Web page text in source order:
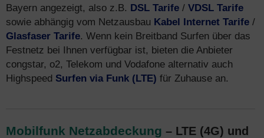
Bayern angezeigt, also z.B. DSL Tarife / VDSL Tarife
sowie abhängig vom Netzausbau Kabel Internet Tarife /
Glasfaser Tarife. Wenn kein Breitband Surfen über das
Festnetz bei Ihnen verfügbar ist, bieten die Anbieter
congstar, o2, Telekom und Vodafone alternativ auch
Highspeed Surfen via Funk (LTE) für Zuhause an.
Mobilfunk Netzabdeckung – LTE (4G) und